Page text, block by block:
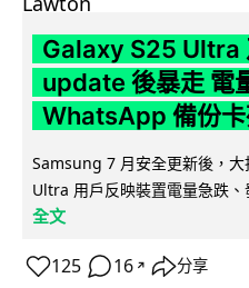
Galaxy S25 Ultra
update 後暴走 電
WhatsApp 備份卡
Samsung 7 月安全更新後，
Ultra 用戶反映裝置電量急跌
全文
125 16 ↗ 分享